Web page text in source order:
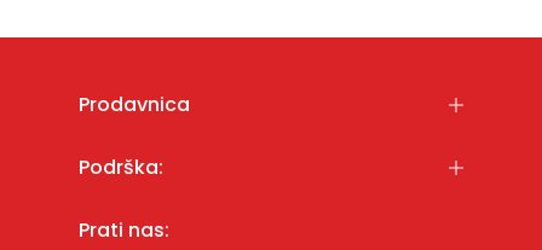
Prodavnica
Podrška:
Prati nas: